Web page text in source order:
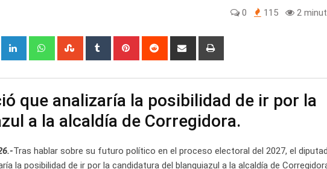
0 115 2
Google+ LinkedIn WhatsappStumbleUpon
Tumblr Pinterest Reddit
Share
que analizaría la posibilidad de ir por la
a la alcaldía de Corregidora.
Tras hablar sobre su futuro político en el proceso electoral del 2027, el
la posibilidad de ir por la candidatura del blanquiazul a la alcaldía de